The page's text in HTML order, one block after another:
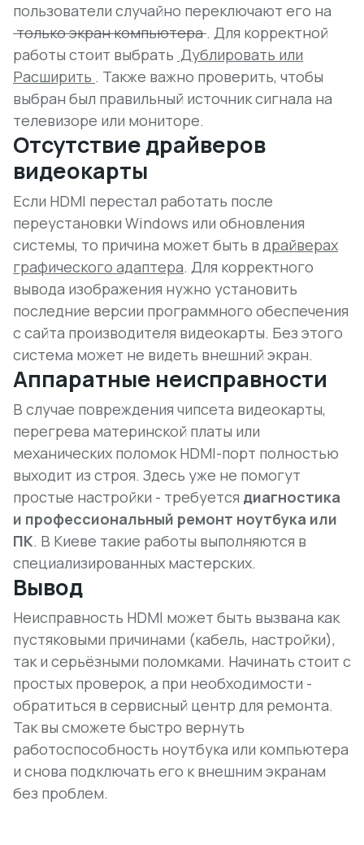
пользователи случайно переключают его на
только экран компьютера. Для корректной
работы стоит выбрать Дублировать или
Расширить . Также важно проверить, чтобы
выбран был правильный источник сигнала на
телевизоре или мониторе.
Отсутствие драйверов
видеокарты
Если HDMI перестал работать после
переустановки Windows или обновления
системы, то причина может быть в драйверах
графического адаптера. Для корректного
вывода изображения нужно установить
последние версии программного обеспечения
с сайта производителя видеокарты. Без этого
система может не видеть внешний экран.
Аппаратные неисправности
В случае повреждения чипсета видеокарты,
перегрева материнской платы или
механических поломок HDMI-порт полностью
выходит из строя. Здесь уже не помогут
простые настройки - требуется диагностика
и профессиональный ремонт ноутбука или
ПК. В Киеве такие работы выполняются в
специализированных мастерских.
Вывод
Неисправность HDMI может быть вызвана как
пустяковыми причинами (кабель, настройки),
так и серьёзными поломками. Начинать стоит с
простых проверок, а при необходимости -
обратиться в сервисный центр для ремонта.
Так вы сможете быстро вернуть
работоспособность ноутбука или компьютера
и снова подключать его к внешним экранам
без проблем.